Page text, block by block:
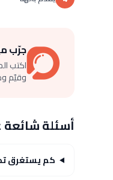
جرّب
اكتب
وقيّم
أسئلة
كم يستغرق